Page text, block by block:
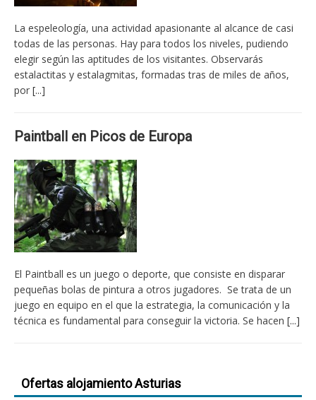
La espeleología, una actividad apasionante al alcance de casi
todas de las personas. Hay para todos los niveles, pudiendo
elegir según las aptitudes de los visitantes. Observarás
estalactitas y estalagmitas, formadas tras de miles de años,
por [...]
Paintball en Picos de Europa
El Paintball es un juego o deporte, que consiste en disparar
pequeñas bolas de pintura a otros jugadores. Se trata de un
juego en equipo en el que la estrategia, la comunicación y la
técnica es fundamental para conseguir la victoria. Se hacen [...]
Ofertas alojamiento Asturias